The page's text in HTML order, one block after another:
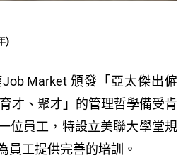
)
Market 頒發「亞太傑出僱
才、聚才」的管理哲學備受肯
位員工，特設立美聯大學堂規
員工提供完善的培訓。